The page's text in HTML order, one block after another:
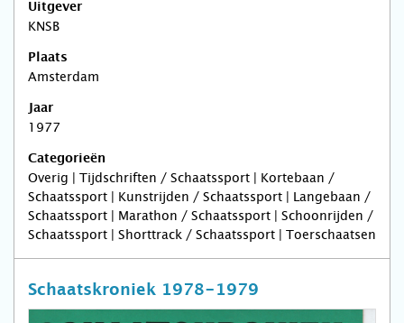
Uitgever
KNSB
Plaats
Amsterdam
Jaar
1977
Categorieën
Overig | Tijdschriften / Schaatssport | Kortebaan /
Schaatssport | Kunstrijden / Schaatssport | Langebaan /
Schaatssport | Marathon / Schaatssport | Schoonrijden /
Schaatssport | Shorttrack / Schaatssport | Toerschaatsen
Schaatskroniek 1978-1979